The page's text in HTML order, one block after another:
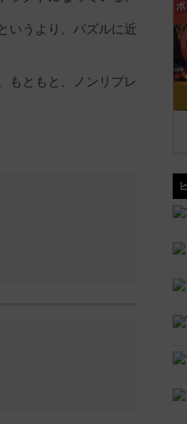
いうより、パズルに近
もともと、ノンリプレ